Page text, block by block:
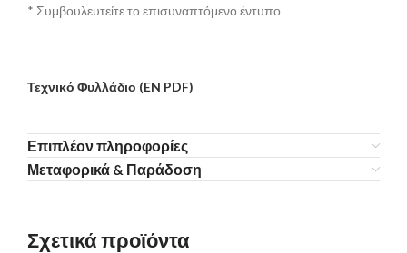
* Συμβουλευτείτε το επισυναπτόμενο έντυπο
Τεχνικό Φυλλάδιο (EN PDF)
Επιπλέον πληροφορίες
Μεταφορικά & Παράδοση
Σχετικά προϊόντα